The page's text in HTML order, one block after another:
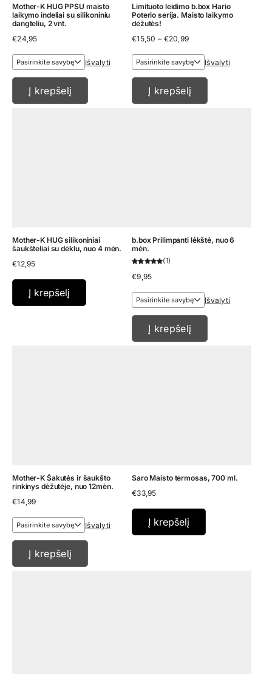
Mother-K HUG PPSU maisto
laikymo indeliai su silikoniniu
dangteliu, 2 vnt.
€24,95
Išvalyti
Į krepšelį
Limituoto leidimo b.box Hario
Poterio serija. Maisto laikymo
dėžutės!
€15,50 – €20,99Price
€15,50
throughIšvalyti
Į krepšelį
Mother-K HUG silikoniniai
šaukšteliai su dėklu, nuo 4 mėn.
€12,95
Į krepšelį
b.box Prilimpanti lėkštė, nuo 6
mėn.
1
€9,95
Išvalyti
Į krepšelį
Mother-K Šakutės ir šaukšto
rinkinys dėžutėje, nuo 12mėn.
€14,99
Išvalyti
Į krepšelį
Saro Maisto termosas, 700 ml.
€33,95
Į krepšelį